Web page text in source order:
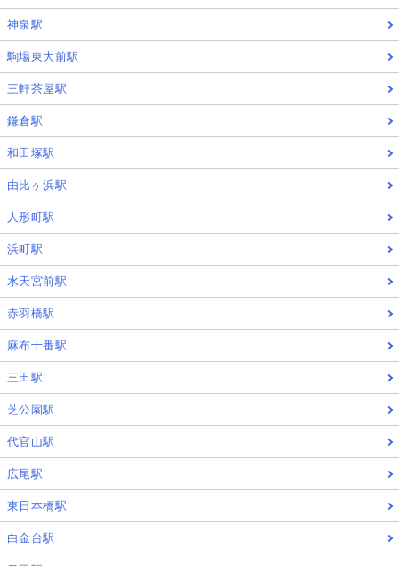
神泉駅
駒場東大前駅
三軒茶屋駅
鎌倉駅
和田塚駅
由比ヶ浜駅
人形町駅
浜町駅
水天宮前駅
赤羽橋駅
麻布十番駅
三田駅
芝公園駅
代官山駅
広尾駅
東日本橋駅
白金台駅